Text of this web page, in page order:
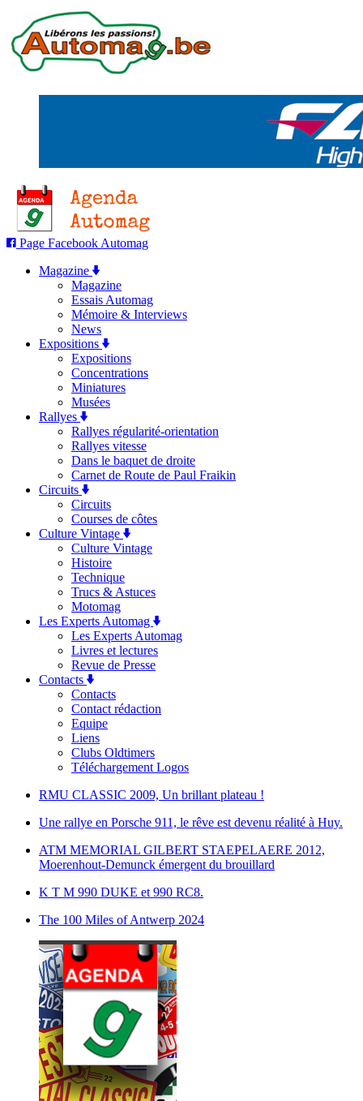
Page Facebook Automag
Magazine
Magazine
Essais Automag
Mémoire & Interviews
News
Expositions
Expositions
Concentrations
Miniatures
Musées
Rallyes
Rallyes régularité-orientation
Rallyes vitesse
Dans le baquet de droite
Carnet de Route de Paul Fraikin
Circuits
Circuits
Courses de côtes
Culture Vintage
Culture Vintage
Histoire
Technique
Trucs & Astuces
Motomag
Les Experts Automag
Les Experts Automag
Livres et lectures
Revue de Presse
Contacts
Contacts
Contact rédaction
Equipe
Liens
Clubs Oldtimers
Téléchargement Logos
RMU CLASSIC 2009, Un brillant plateau !
Une rallye en Porsche 911, le rêve est devenu réalité à Huy.
ATM MEMORIAL GILBERT STAEPELAERE 2012,
Moerenhout-Demunck émergent du brouillard
K T M 990 DUKE et 990 RC8.
The 100 Miles of Antwerp 2024